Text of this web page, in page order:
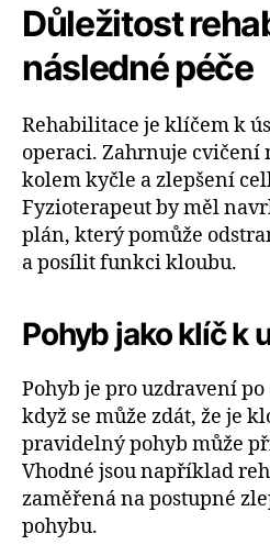
Důležitost
následné péče
Rehabilitace je klíčem k
operaci. Zahrnuje cvičení
kolem kyčle a zlepšení
Fyzioterapeut by měl
plán, který pomůže
a posílit funkci kloubu.
Pohyb jako klíč k
Pohyb je pro uzdravení
když se může zdát, že je
pravidelný pohyb může
Vhodné jsou například
zaměřená na postupné
pohybu.